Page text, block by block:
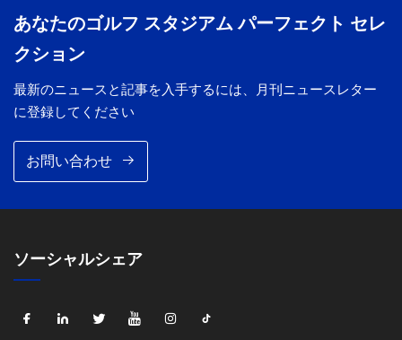
あなたのゴルフ スタジアム パーフェクト セレ
クション
最新のニュースと記事を入手するには、月刊ニュースレター
に登録してください
お問い合わせ
ソーシャルシェア